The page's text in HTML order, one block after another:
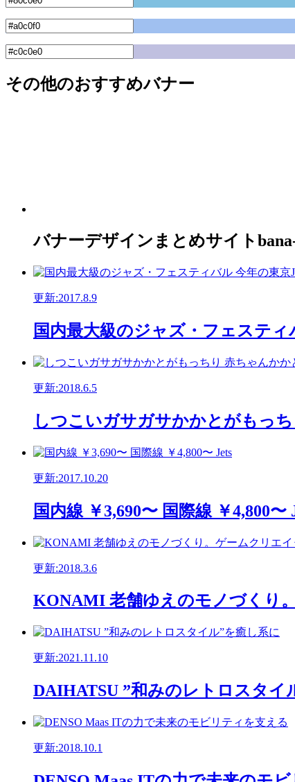
その他のおすすめバナー
バナーデザインまとめサイト
更新:2017.8.9
国内最大級のジャズ・フェステ
更新:2018.6.5
しつこいガサガサかかとがもっ
更新:2017.10.20
国内線 ￥3,690〜 国際線 ￥4,800
更新:2018.3.6
KONAMI 老舗ゆえのモノづくり
更新:2021.11.10
DAIHATSU ”和みのレトロスタ
更新:2018.10.1